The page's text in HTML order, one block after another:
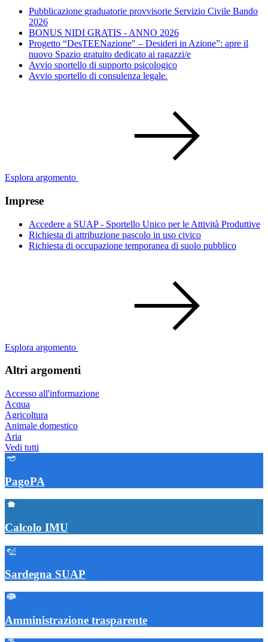
Pubblicazione graduatorie provvisorie Servizio Civile Bando
2026
BONUS NIDI GRATIS - ANNO 2026
Progetto “DesTEENazione" – Desideri in Azione”: apre il
nuovo Spazio gratuito dedicato ai ragazzi/e
Avvio sportello di supporto psicologico
Avvio sportello di consulenza legale.
Esplora argomento
Imprese
Accedere a SUAP - Sportello Unico per le Attività Produttive
Richiesta di attribuzione pascolo in uso civico
Richiesta di occupazione temporanea di suolo pubblico
Esplora argomento
Altri argomenti
Accesso all'informazione
Acqua
Agricoltura
Animale domestico
Aria
Vedi tutti
PagoPA
Calcolo IMU
Sardegna SUAP
Amministrazione trasparente